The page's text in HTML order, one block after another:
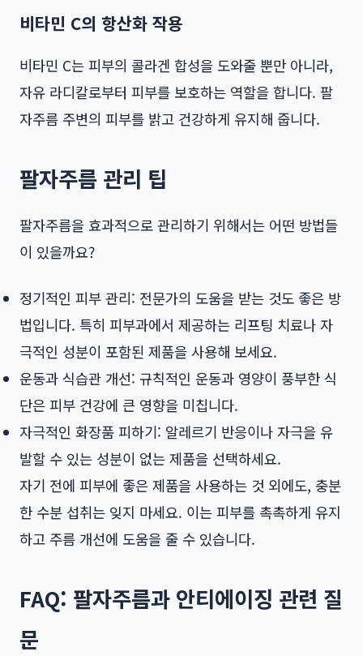
비타민 C의 항산화 작용
비타민 C는 피부의 콜라겐 합성을 도와줄 뿐만 아니라,
자유 라디칼로부터 피부를 보호하는 역할을 합니다. 팔
자주름 주변의 피부를 밝고 건강하게 유지해 줍니다.
팔자주름 관리 팁
팔자주름을 효과적으로 관리하기 위해서는 어떤 방법들
이 있을까요?
정기적인 피부 관리: 전문가의 도움을 받는 것도 좋은 방
법입니다. 특히 피부과에서 제공하는 리프팅 치료나 자
극적인 성분이 포함된 제품을 사용해 보세요.
운동과 식습관 개선: 규칙적인 운동과 영양이 풍부한 식
단은 피부 건강에 큰 영향을 미칩니다.
자극적인 화장품 피하기: 알레르기 반응이나 자극을 유
발할 수 있는 성분이 없는 제품을 선택하세요.
자기 전에 피부에 좋은 제품을 사용하는 것 외에도, 충분
한 수분 섭취는 잊지 마세요. 이는 피부를 촉촉하게 유지
하고 주름 개선에 도움을 줄 수 있습니다.
FAQ: 팔자주름과 안티에이징 관련 질
문